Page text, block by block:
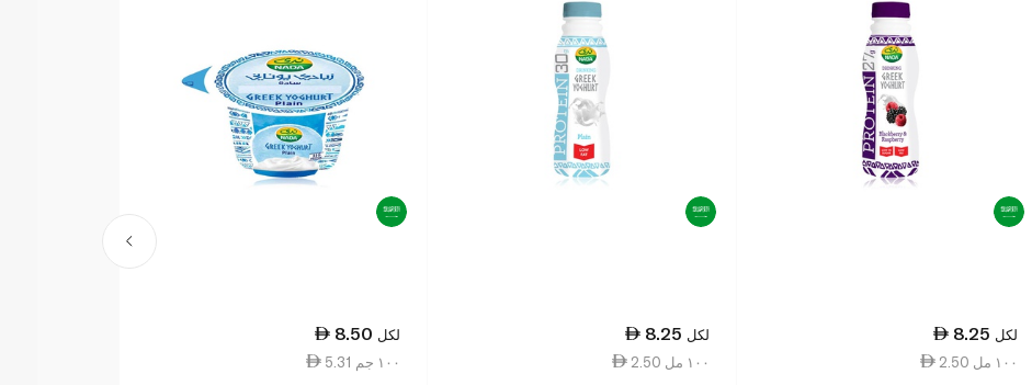
8.25 لكل
2.50 ١٠٠ مل
8.25 لكل
2.50 ١٠٠ مل
8.50 لكل
5.31 ١٠٠ جم